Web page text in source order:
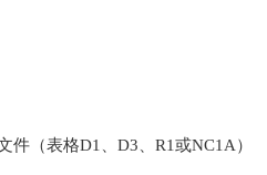
件（表格D1、D3、R1或NC1A）